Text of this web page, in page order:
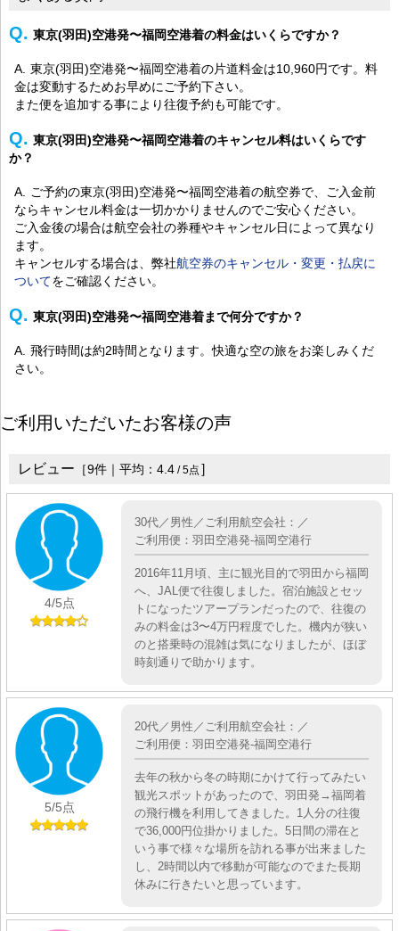
東京(羽田)空港発〜福岡空港着の料金はいくらですか？
東京(羽田)空港発〜福岡空港着の片道料金は10,960円です。料
金は変動するためお早めにご予約下さい。
また便を追加する事により往復予約も可能です。
東京(羽田)空港発〜福岡空港着のキャンセル料はいくらです
か？
ご予約の東京(羽田)空港発〜福岡空港着の航空券で、ご入金前
ならキャンセル料金は一切かかりませんのでご安心ください。
ご入金後の場合は航空会社の券種やキャンセル日によって異なり
ます。
キャンセルする場合は、弊社航空券のキャンセル・変更・払戻に
ついてをご確認ください。
東京(羽田)空港発〜福岡空港着まで何分ですか？
飛行時間は約2時間となります。快適な空の旅をお楽しみくだ
さい。
ご利用いただいたお客様の声
レビュー ［9件｜平均： 4.4 /5点 ］
4/5点
30代／男性／ご利用航空会社：／
ご利用便：羽田空港発-福岡空港行
2016年11月頃、主に観光目的で羽田から福岡
へ、JAL便で往復しました。宿泊施設とセッ
トになったツアープランだったので、往復の
みの料金は3〜4万円程度でした。機内が狭い
のと搭乗時の混雑は気になりましたが、ほぼ
時刻通りで助かります。
5/5点
20代／男性／ご利用航空会社：／
ご利用便：羽田空港発-福岡空港行
去年の秋から冬の時期にかけて行ってみたい
観光スポットがあったので、羽田発→福岡着
の飛行機を利用してきました。1人分の往復
で36,000円位掛かりました。5日間の滞在と
いう事で様々な場所を訪れる事が出来ました
し、2時間以内で移動が可能なのでまた長期
休みに行きたいと思っています。